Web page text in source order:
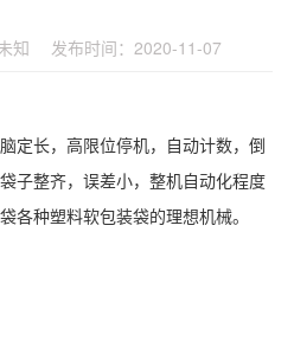
知 发布时间：2020-11-07
定长，高限位停机，自动计数，倒
子整齐，误差小，整机自动化程度
各种塑料软包装袋的理想机械。